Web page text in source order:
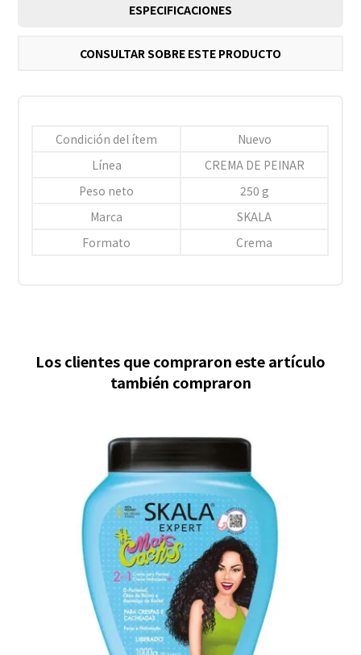
ESPECIFICACIONES
CONSULTAR SOBRE ESTE PRODUCTO
Condición del ítem
Nuevo
Línea
CREMA DE PEINAR
Peso neto
250 g
Marca
SKALA
Formato
Crema
Los clientes que compraron este artículo
también compraron